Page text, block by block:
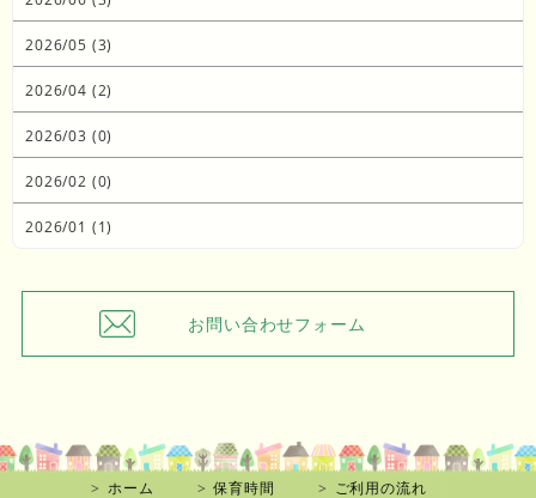
2026/05 (3)
2026/04 (2)
2026/03 (0)
2026/02 (0)
2026/01 (1)
お問い合わせフォーム
ホーム 保育時間 ご利用の流れ